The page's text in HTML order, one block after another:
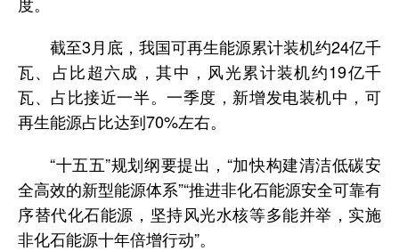
截至3月底，我国可再生能源累计装机约24亿千
瓦、占比超六成，其中，风光累计装机约19亿千
瓦、占比接近一半。一季度，新增发电装机中，可
再生能源占比达到70%左右。
“十五五”规划纲要提出，“加快构建清洁低碳安
全高效的新型能源体系”“推进非化石能源安全可靠有
序替代化石能源，坚持风光水核等多能并举，实施
非化石能源十年倍增行动”。